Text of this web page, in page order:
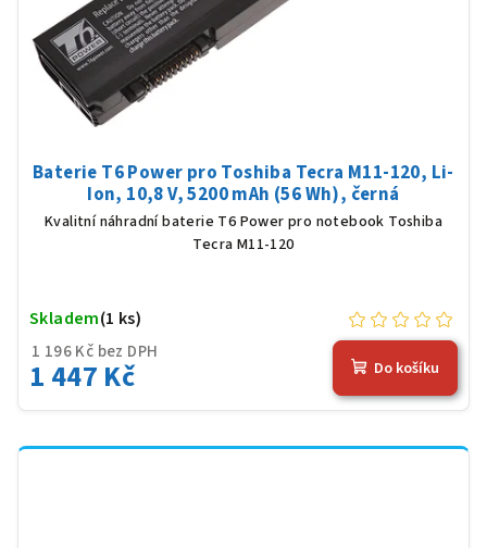
Baterie T6 Power pro Toshiba Tecra M11-120, Li-
Ion, 10,8 V, 5200 mAh (56 Wh), černá
Kvalitní náhradní baterie T6 Power pro notebook Toshiba
Tecra M11-120
1 196 Kč bez DPH
1 447 Kč
Skladem(1 ks)
Do košíku